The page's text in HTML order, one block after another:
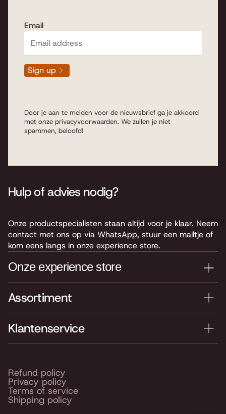
Email
Sign up
Door je aan te melden voor de nieuwsbrief ga je akkoord
met onze privacyvoorwaarden. We zullen je niet
spammen, beloofd!
Assortiment
Klantenservice
Hulp of advies nodig?
Onze productspecialisten staan altijd voor je klaar. Neem
contact met ons op via WhatsApp, stuur een mailtje of
kom eens langs in onze experience store.
Onze experience store
Je nieuwe instrument testen? Kom langs in onze winkel
Routebeschrijving
Openingstijden
Refund policy
Privacy policy
Terms of service
Shipping policy